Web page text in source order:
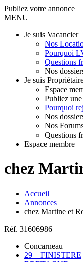
Publiez votre annonce
MENU
Je suis Vacancier
Nos
Pourquoi
Questions
Nos
Je suis
Espace
Publiez
Pourquoi
Nos
Nos
Questions
Espace membre
chez
Accueil
Annonces
chez Martine et
Réf. 31606986
Concarneau
29 – FINISTERE